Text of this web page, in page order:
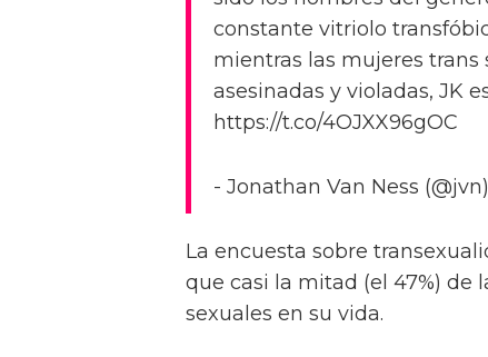
constante vitriolo
mientras las mujeres trans
asesinadas y violadas, JK
https://t.co/4OJXX96gOC
- Jonathan Van Ness
La encuesta sobre
que casi la mitad (el 47%) de
sexuales en su vida.